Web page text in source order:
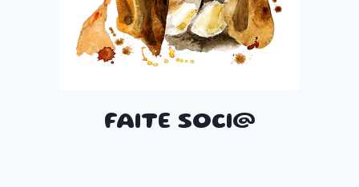
FAITE SOCI@